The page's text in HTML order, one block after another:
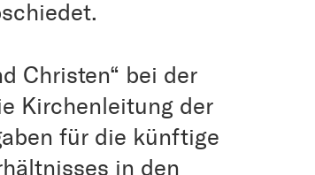
Christen“ bei der
Kirchenleitung der
für die künftige
in den